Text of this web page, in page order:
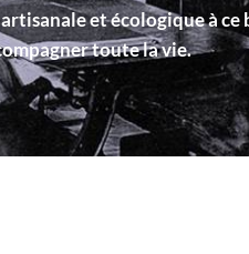
et écologique à ce
toute la vie.